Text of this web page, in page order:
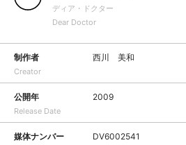
ディア・ドクター
Dear Doctor
制作者
Creator
西川 美和
公開年
Release Date
2009
媒体ナンバー DV6002541